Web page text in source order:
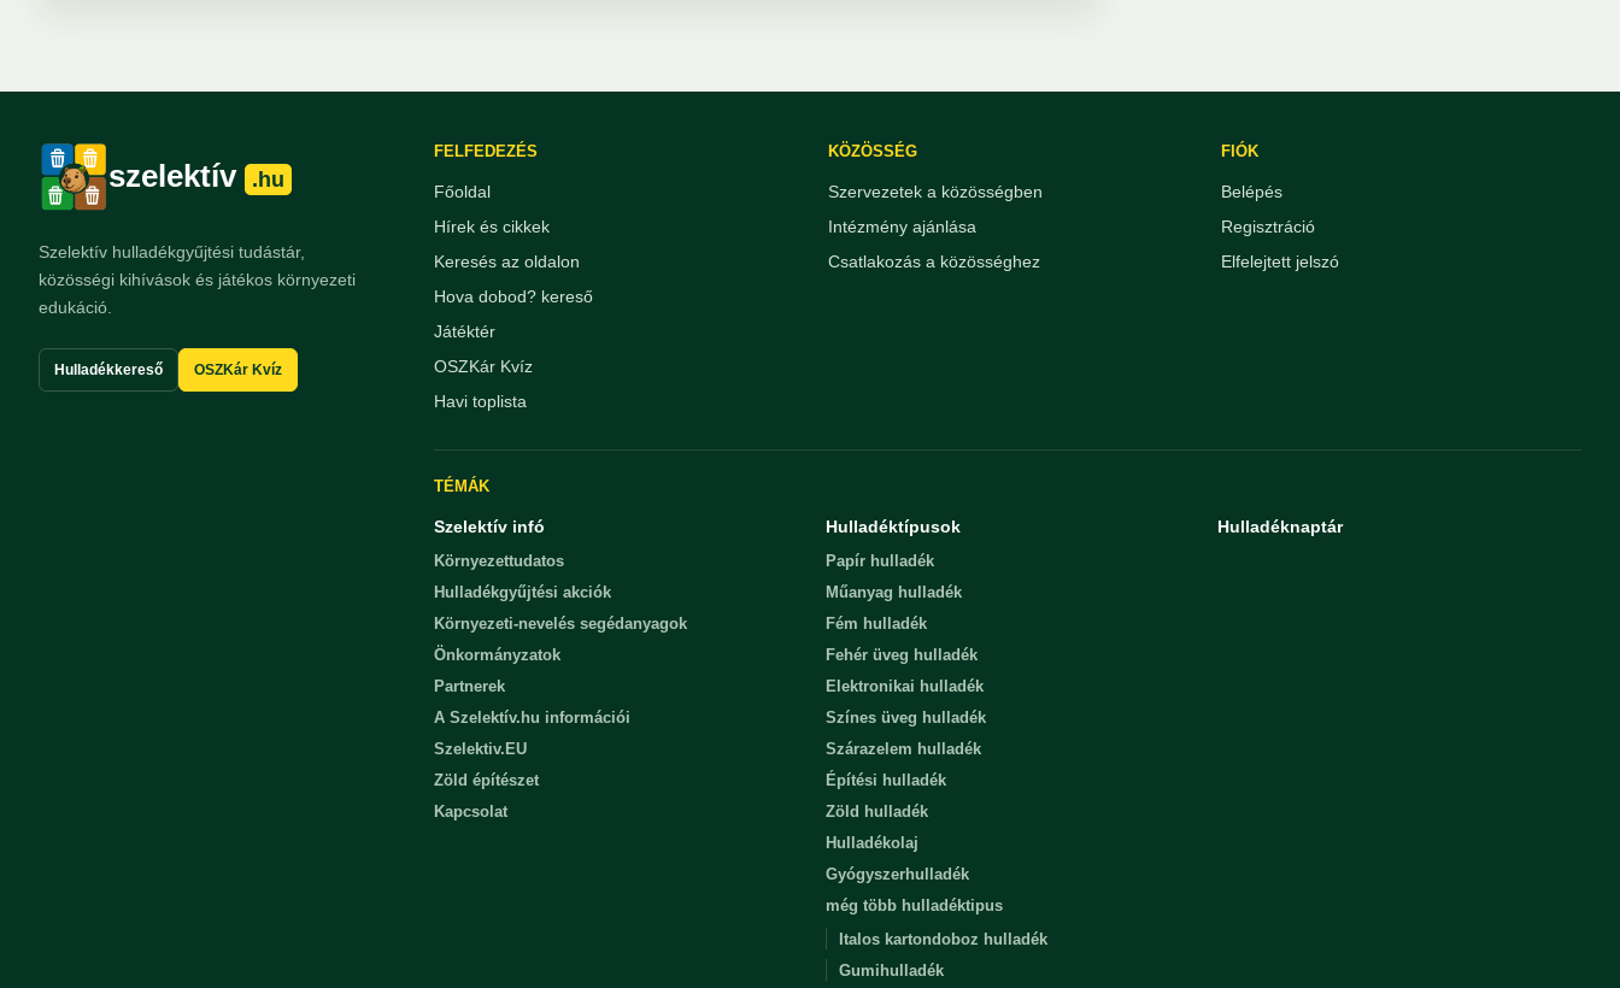
szelektív .hu
Szelektív hulladékgyűjtési tudástár,
közösségi kihívások és játékos környezeti
edukáció.
Hulladékkereső OSZKár Kvíz
FELFEDEZÉS
Főoldal
Hírek és cikkek
Keresés az oldalon
Hova dobod? kereső
Játéktér
OSZKár Kvíz
Havi toplista
KÖZÖSSÉG
Szervezetek a közösségben
Intézmény ajánlása
Csatlakozás a közösséghez
FIÓK
Belépés
Regisztráció
Elfelejtett jelszó
TÉMÁK
Szelektív infó
Környezettudatos
Hulladékgyűjtési akciók
Környezeti-nevelés segédanyagok
Önkormányzatok
Partnerek
A Szelektív.hu információi
Szelektiv.EU
Zöld építészet
Kapcsolat
Hulladéktípusok
Papír hulladék
Műanyag hulladék
Fém hulladék
Fehér üveg hulladék
Elektronikai hulladék
Színes üveg hulladék
Szárazelem hulladék
Építési hulladék
Zöld hulladék
Hulladékolaj
Gyógyszerhulladék
még több hulladéktipus
Italos kartondoboz hulladék
Gumihulladék
Hulladéknaptár